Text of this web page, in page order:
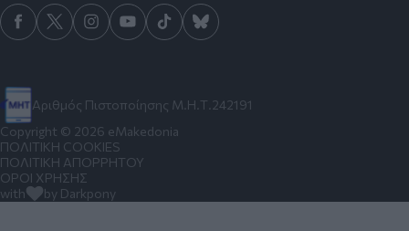
Αριθμός Πιστοποίησης Μ.Η.Τ.242191
Copyright © 2026 eMakedonia
ΠΟΛΙΤΙΚΗ COOKIES
ΠΟΛΙΤΙΚΗ ΑΠΟΡΡΗΤΟΥ
ΟΡΟΙ ΧΡΗΣΗΣ
with
by Darkpony